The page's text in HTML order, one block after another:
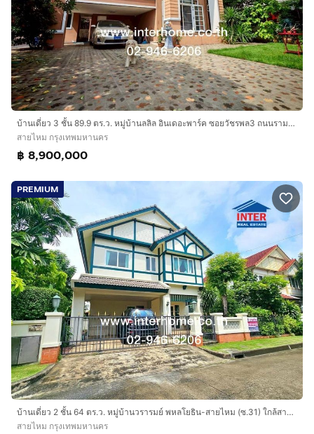
บ้านเดี่ยว 3 ชั้น 89.9 ตร.ว. หมู่บ้านลลิล อินเดอะพาร์ค ซอยวัชรพล3 ถนนรามอินทรา ถนนเพิ่มสิน เขตสายไหม กรุงเทพมหานคร
สายไหม กรุงเทพมหานคร
฿ 8,900,000
PREMIUM
บ้านเดี่ยว 2 ชั้น 64 ตร.ว. หมู่บ้านวรารมย์ พหลโยธิน-สายไหม (ซ.31) ใกล้สายไหมอเวนิว ซอยสายไหม49-1 ถนนสายไหม ถนนซอยสายไหม49-1 เขตสายไหม กรุงเท
สายไหม กรุงเทพมหานคร